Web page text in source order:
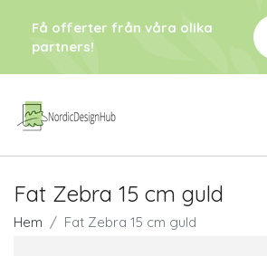
Få offerter från våra olika
partners!
Fat Zebra 15 cm guld
Hem Fat Zebra 15 cm guld